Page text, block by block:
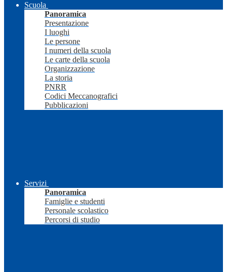
Scuola
Panoramica
Presentazione
I luoghi
Le persone
I numeri della scuola
Le carte della scuola
Organizzazione
La storia
PNRR
Codici Meccanografici
Pubblicazioni
Servizi
Panoramica
Famiglie e studenti
Personale scolastico
Percorsi di studio